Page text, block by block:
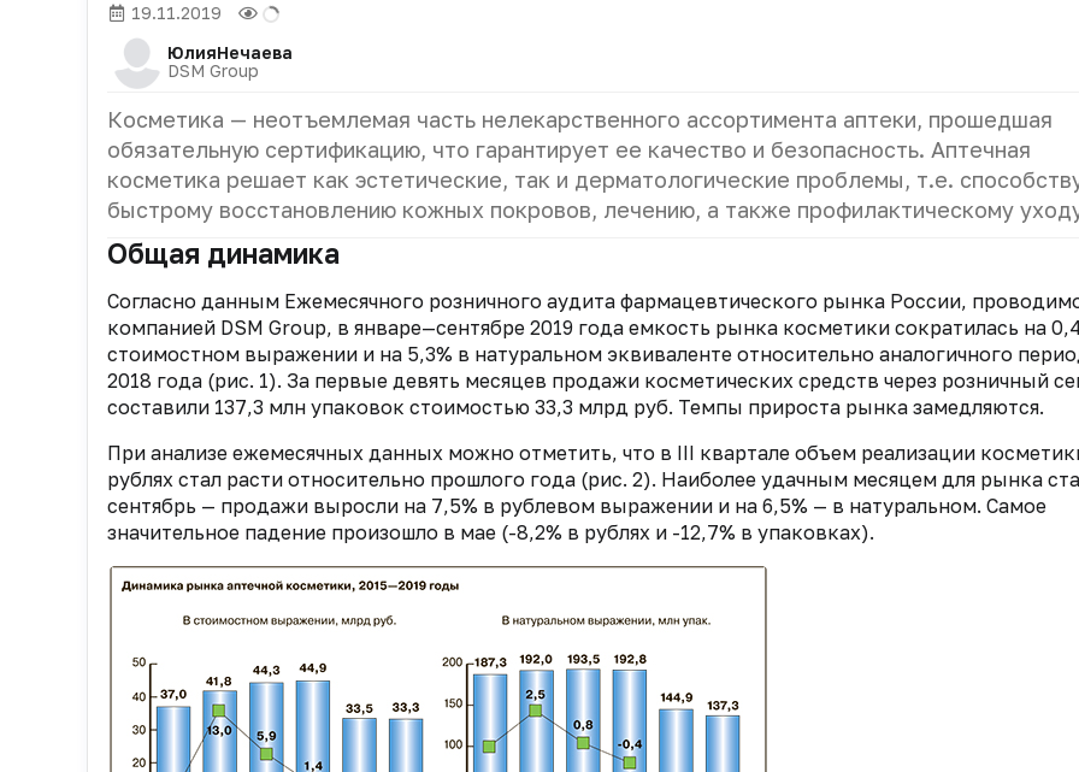
19.11.2019
ЮлияНечаева
DSM Group
Косметика — неотъемлемая часть нелекарственного ассортимента аптеки, прошедшая
обязательную сертификацию, что гарантирует ее качество и безопасность. Аптечная
косметика решает как эстетические, так и дерматологические проблемы, т.е.
быстрому восстановлению кожных покровов, лечению, а также профилактическому
Общая динамика
Согласно данным Ежемесячного розничного аудита фармацевтического рынка России,
компанией DSM Group, в январе—сентябре 2019 года емкость рынка косметики сократилась на
стоимостном выражении и на 5,3% в натуральном эквиваленте относительно аналогичного
2018 года (рис. 1). За первые девять месяцев продажи косметических средств через розничный
составили 137,3 млн упаковок стоимостью 33,3 млрд руб. Темпы прироста рынка замедляются.
При анализе ежемесячных данных можно отметить, что в III квартале объем реализации
рублях стал расти относительно прошлого года (рис. 2). Наиболее удачным месяцем для рынка
сентябрь — продажи выросли на 7,5% в рублевом выражении и на 6,5% — в натуральном. Самое
значительное падение произошло в мае (-8,2% в рублях и -12,7% в упаковках).